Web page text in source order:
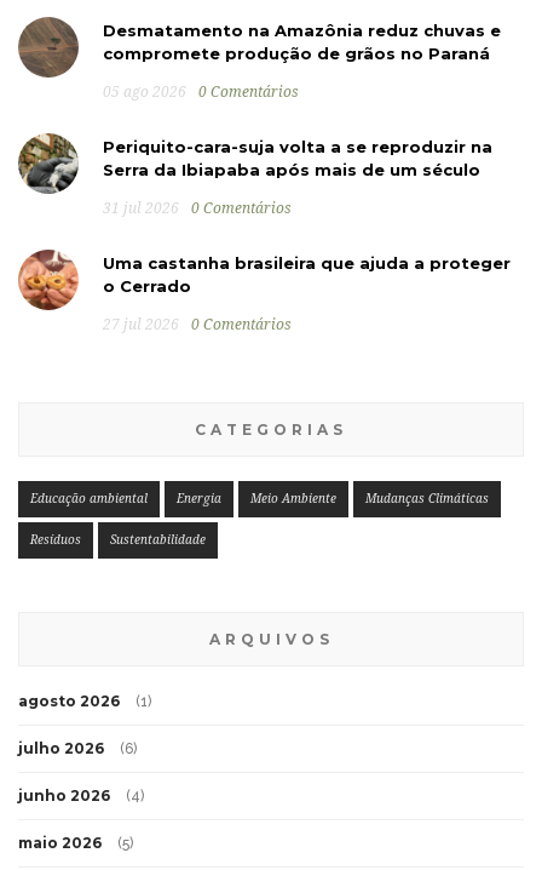
Desmatamento na Amazônia reduz chuvas e
compromete produção de grãos no Paraná
05 ago 2026 0 Comentários
Periquito-cara-suja volta a se reproduzir na
Serra da Ibiapaba após mais de um século
31 jul 2026 0 Comentários
Uma castanha brasileira que ajuda a proteger
o Cerrado
27 jul 2026 0 Comentários
CATEGORIAS
Educação ambiental Energia Meio Ambiente Mudanças Climáticas
Resíduos Sustentabilidade
ARQUIVOS
agosto 2026 (1)
julho 2026 (6)
junho 2026 (4)
maio 2026 (5)